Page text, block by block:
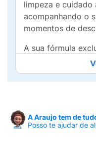
limpeza e
acompanhando o
momentos de
A sua fórmula
Cuidado" é
proporcionando
ajudando a
hipoalergênicase
(0%) , prevenindo
A Araujo tem de
Posso te ajudar de